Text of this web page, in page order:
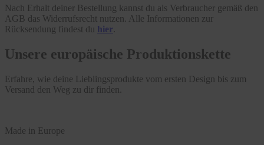
Nach Erhalt deiner Bestellung kannst du als Verbraucher gemäß den
AGB das Widerrufsrecht nutzen. Alle Informationen zur
Rücksendung findest du hier
Unsere europäische Produktionskette
Erfahre, wie deine Lieblingsprodukte vom ersten Design bis zum
Versand den Weg zu dir finden.
Made in Europe